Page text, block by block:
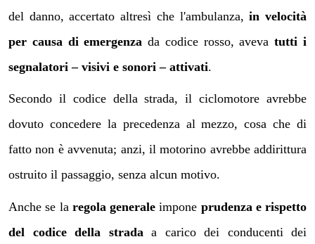
del danno, accertato altresì che l'ambulanza,in velocità
per causa di emergenza da codice rosso, avevatutti i
segnalatori – visivi e sonori – attivati.
Secondo il codice della strada, il ciclomotore avrebbe
dovuto concedere la precedenza al mezzo, cosa che di
fatto non è avvenuta; anzi, il motorino avrebbe addirittura
ostruito il passaggio, senza alcun motivo.
Anche se la regola generale impone prudenza e rispetto
del codice della strada a carico dei conducenti dei